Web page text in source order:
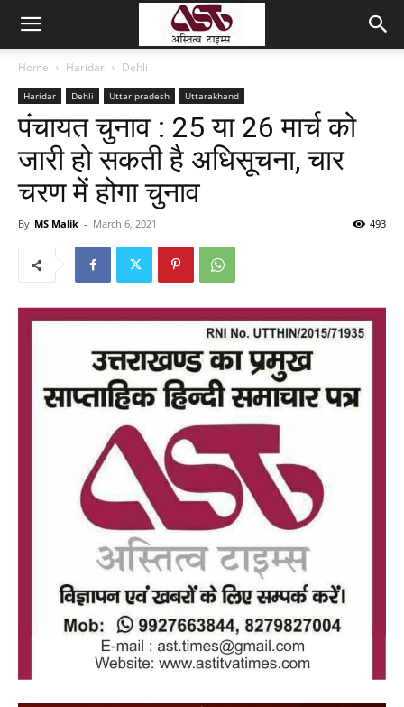
Home Haridar Dehli
Haridar Dehli Uttar pradesh Uttarakhand
पंचायत चुनाव : 25 या 26 मार्च को
जारी हो सकती है अधिसूचना, चार
चरण में होगा चुनाव
By MS Malik - March 6, 2021 493